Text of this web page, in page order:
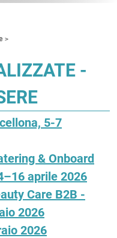
-
5-7
& Onboard
aprile 2026
Care B2B -
2026
2026